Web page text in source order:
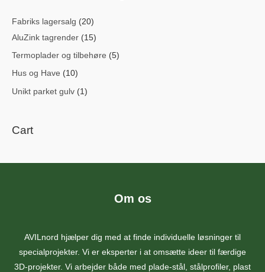
h
f
o
r
:
Fabriks lagersalg (20)
AluZink tagrender (15)
Termoplader og tilbehøre (5)
Hus og Have (10)
Unikt parket gulv (1)
Cart
Om os
AVILnord hjælper dig med at finde individuelle løsninger til
specialprojekter. Vi er eksperter i at omsætte ideer til færdige
3D-projekter. Vi arbejder både med plade-stål, stålprofiler, plast